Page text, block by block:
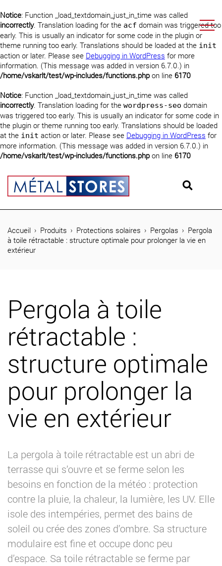
Notice: Function _load_textdomain_just_in_time was called
incorrectly. Translation loading for the acf domain was triggered too
early. This is usually an indicator for some code in the plugin or
theme running too early. Translations should be loaded at the init
action or later. Please see Debugging in WordPress for more
information. (This message was added in version 6.7.0.) in
/home/vskarlt/test/wp-includes/functions.phpon line 6170
Notice: Function _load_textdomain_just_in_time was called
incorrectly. Translation loading for the wordpress-seo domain
was triggered too early. This is usually an indicator for some code in
the plugin or theme running too early. Translations should be loaded
at the init action or later. Please see Debugging in WordPress for
more information. (This message was added in version 6.7.0.) in
/home/vskarlt/test/wp-includes/functions.phpon line 6170
04 74 65 26 73
Métal Stores
Journal
Contact
Accueil Produits Protections solaires Pergolas
Pergola
à toile rétractable : structure optimale pour prolonger la vie en
extérieur
Pergola à toile
rétractable :
structure optimale
pour prolonger la
vie en extérieur
La pergola à toile rétractable est un abri de
terrasse qui s’ouvre et se ferme selon les
besoins en fonction de la météo : protection
contre la pluie, la chaleur, la lumière, les UV. Elle
isole des intempéries, permet des bains de
soleil ou crée des zones d’ombre. Sa structure
modulaire est fine et occupe donc peu
d’espace. Sa toile rétractable se ferme par